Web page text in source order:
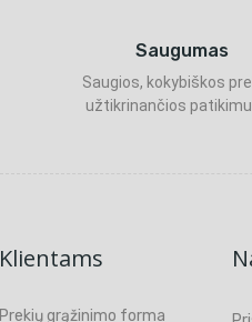
Saugumas
Saugios, kokybiškos
užtikrinančios
Klientams
Prekių grąžinimo forma